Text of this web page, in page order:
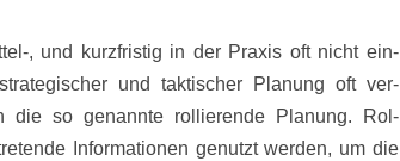
, und kurzfristig in der Praxis oft nicht ein-
und taktischer Planung oft ver-
die so genannte rollierende Planung. Rol-
Informationen genutzt werden, um die